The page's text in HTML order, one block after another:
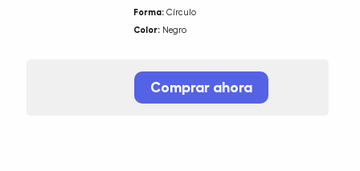
Forma: Círculo
Color: Negro
Comprar ahora